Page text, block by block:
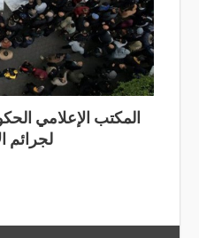
المكتب الإعلامي
لجرائم